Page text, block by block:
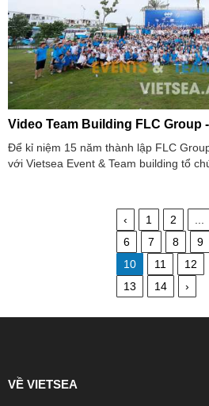
Video Team Building FLC Group
Để kỉ niệm 15 năm thành lập FLC
với Vietsea Event & Team building tổ
‹ 1 2
...
6
7 8
9
10
11
12
13
14 ›
VỀ VIETSEA